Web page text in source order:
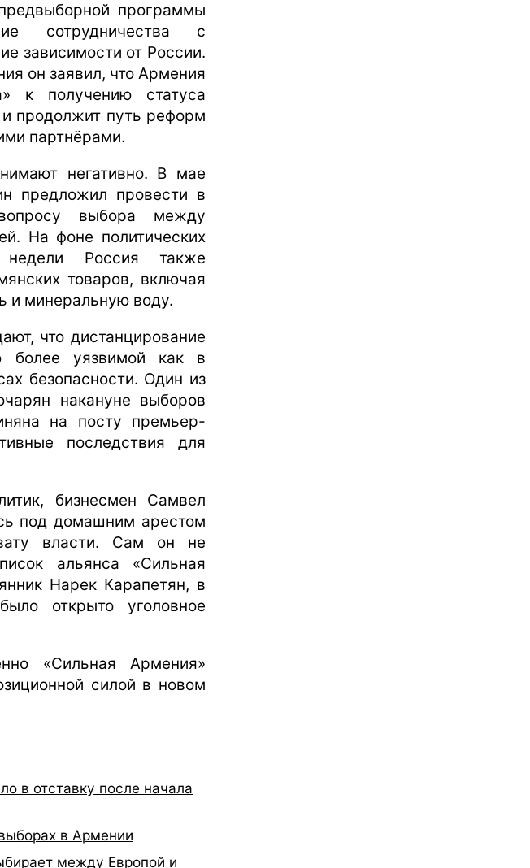
программы
сотрудничества с
зависимости от России.
он заявил, что Армения
к получению статуса
продолжит путь реформ
партнёрами.
негативно. В мае
предложил провести в
выбора между
На фоне политических
недели Россия также
товаров, включая
и минеральную воду.
что дистанцирование
уязвимой как в
безопасности. Один из
накануне выборов
на посту премьер-
последствия для
бизнесмен Самвел
под домашним арестом
власти. Сам он не
альянса «Сильная
Нарек Карапетян, в
открыто уголовное
«Сильная Армения»
силой в новом
в отставку после начала
в Армении
между Европой и